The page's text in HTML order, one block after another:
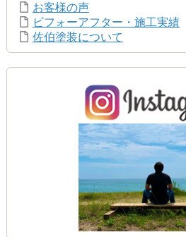
お客様の声
ビフォーアフター・施工実績
佐伯塗装について